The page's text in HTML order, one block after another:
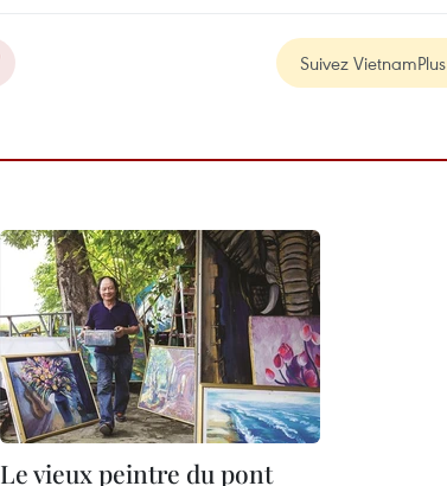
Suivez VietnamPlus
Le vieux peintre du pont